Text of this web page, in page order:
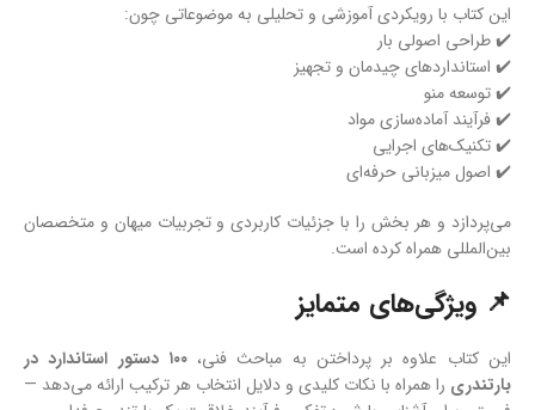
این کتاب با رویکردی آموزشی و تحلیلی به موضوعاتی چون:
✔️ طراحی اصولی بار
✔️ استانداردهای چیدمان و تجهیز
✔️ توسعه منو
✔️ فرآیند آماده‌سازی مواد
✔️ تکنیک‌های اجرایی
✔️ اصول میزبانی حرفه‌ای
می‌پردازد و هر بخش را با جزئیات کاربردی و تجربیات میهان و متخصصان
بین‌المللی همراه کرده است.
📌 ویژگی‌های متمایز
این کتاب علاوه بر پرداختن به مباحث فنی،
۱۰۰ دستور استاندارد در
بارتندری را همراه با نکات کلیدی و دلایل انتخاب هر ترکیب ارائه می‌دهد —